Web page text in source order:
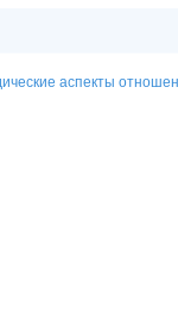
аспекты